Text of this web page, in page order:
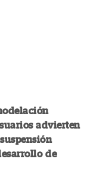
advierten
de